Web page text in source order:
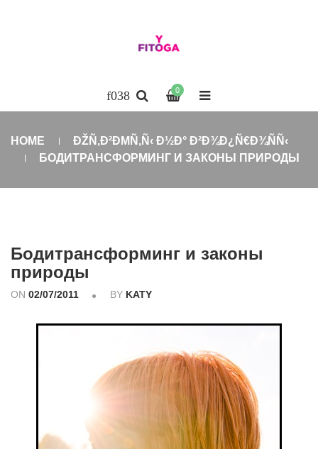
0
HOME
ÐŽÑ‚Ð²ÐΜÑ‚Ñ‹ Ð½Ð° Ð²Ð¾Ð¿Ñ€Ð¾ÑÑ‹
БОДИТРАНСФОРМИНГ И ЗАКОНЫ ПРИРОДЫ
Бодитрансформинг и законы
природы
ON 02/07/2011 BY KATY